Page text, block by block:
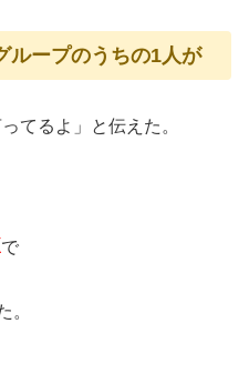
ループのうちの1人が
てるよ」と伝えた。
で
。